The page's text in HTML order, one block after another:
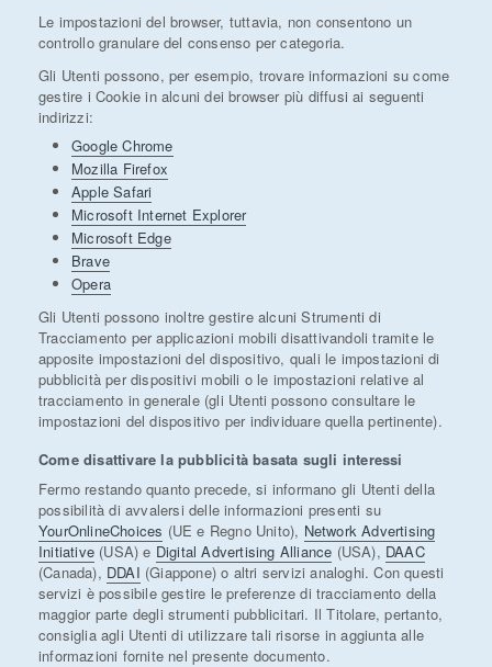
Le impostazioni del browser, tuttavia, non consentono un
controllo granulare del consenso per categoria.
Gli Utenti possono, per esempio, trovare informazioni su come
gestire i Cookie in alcuni dei browser più diffusi ai seguenti
indirizzi:
Google Chrome
Mozilla Firefox
Apple Safari
Microsoft Internet Explorer
Microsoft Edge
Brave
Opera
Gli Utenti possono inoltre gestire alcuni Strumenti di
Tracciamento per applicazioni mobili disattivandoli tramite le
apposite impostazioni del dispositivo, quali le impostazioni di
pubblicità per dispositivi mobili o le impostazioni relative al
tracciamento in generale (gli Utenti possono consultare le
impostazioni del dispositivo per individuare quella pertinente).
Come disattivare la pubblicità basata sugli interessi
Fermo restando quanto precede, si informano gli Utenti della
possibilità di avvalersi delle informazioni presenti su
YourOnlineChoices (UE e Regno Unito), Network Advertising
Initiative (USA) e Digital Advertising Alliance (USA), DAAC
(Canada), DDAI (Giappone) o altri servizi analoghi. Con questi
servizi è possibile gestire le preferenze di tracciamento della
maggior parte degli strumenti pubblicitari. Il Titolare, pertanto,
consiglia agli Utenti di utilizzare tali risorse in aggiunta alle
informazioni fornite nel presente documento.